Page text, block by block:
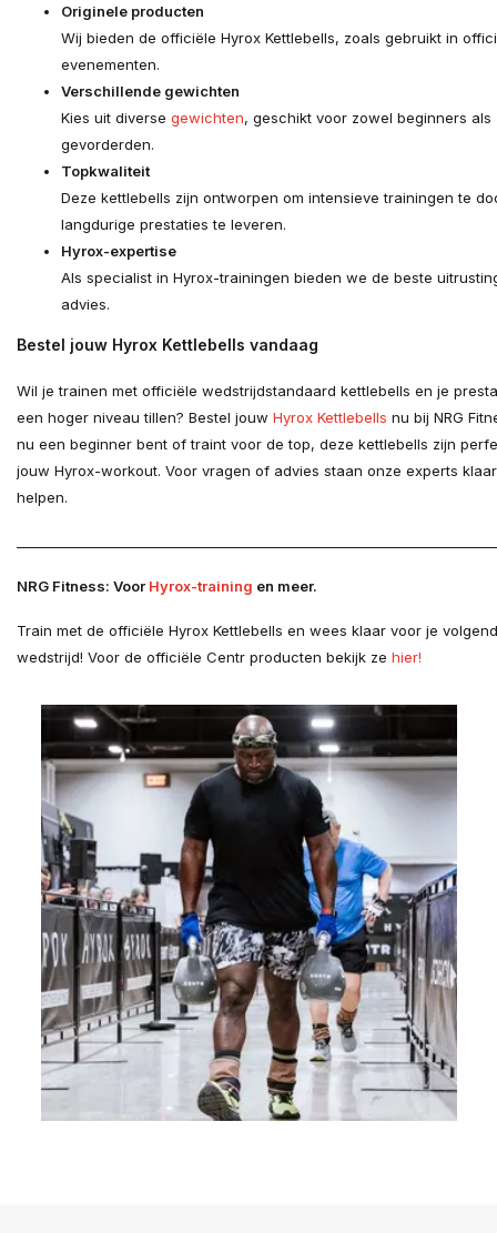
Originele producten
Wij bieden de officiële Hyrox Kettlebells, zoals gebruikt in
evenementen.
Verschillende gewichten
Kies uit diverse gewichten, geschikt voor zowel beginners als
gevorderden.
Topkwaliteit
Deze kettlebells zijn ontworpen om intensieve trainingen te
langdurige prestaties te leveren.
Hyrox-expertise
Als specialist in Hyrox-trainingen bieden we de beste
advies.
Bestel jouw Hyrox Kettlebells vandaag
Wil je trainen met officiële wedstrijdstandaard kettlebells en je
een hoger niveau tillen? Bestel jouw Hyrox Kettlebells nu bij NRG
nu een beginner bent of traint voor de top, deze kettlebells zijn
jouw Hyrox-workout. Voor vragen of advies staan onze experts
helpen.
NRG Fitness: Voor Hyrox-training en meer.
Train met de officiële Hyrox Kettlebells en wees klaar voor je
wedstrijd! Voor de officiële Centr producten bekijk ze hier!